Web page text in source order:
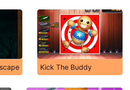
Kick The Buddy